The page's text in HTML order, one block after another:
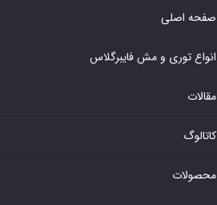
صفحه اصلی
انواع توری و مش فایبرگلاس
مقالات
کاتالوگ
محصولات